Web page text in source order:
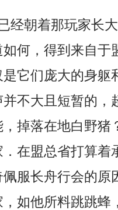
经朝着那玩家长
何，得到来自于
它们庞大的身躯
不大且短暂的，
掉落在地白野猪
在盟总省打算着
服长舟行会的原
如他所料跳跳蜂